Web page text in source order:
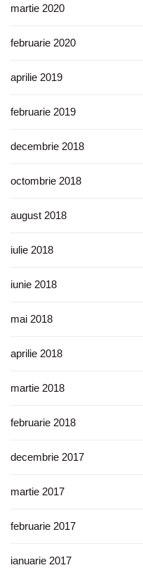
martie 2020
februarie 2020
aprilie 2019
februarie 2019
decembrie 2018
octombrie 2018
august 2018
iulie 2018
iunie 2018
mai 2018
aprilie 2018
martie 2018
februarie 2018
decembrie 2017
martie 2017
februarie 2017
ianuarie 2017